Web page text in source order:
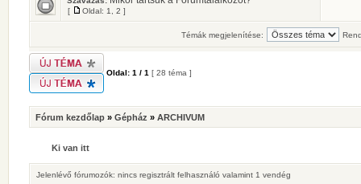
[ Oldal: 1 2 ]
Témák megjelenítése:
Oldal: 1 / 1 [ 28 téma ]
Fórum kezdőlap » Gépház » ARCHIVUM
Ki van itt
Jelenlévő fórumozók: nincs regisztrált felhasználó valamint 1 vendég